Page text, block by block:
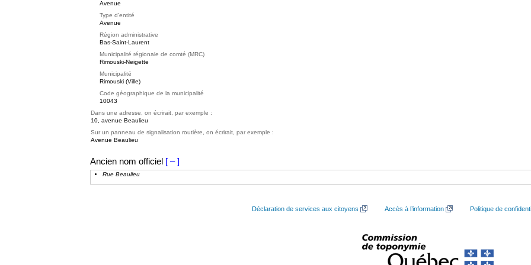
Avenue
Type d'entité
Avenue
Région administrative
Bas-Saint-Laurent
Municipalité régionale de comté (MRC)
Rimouski-Neigette
Municipalité
Rimouski (Ville)
Code géographique de la municipalité
10043
Dans une adresse, on écrirait, par exemple :
10, avenue Beaulieu
Sur un panneau de signalisation routière, on écrirait, par exemple :
Avenue Beaulieu
Ancien nom officiel [ – ]
Rue Beaulieu
Déclaration de services aux citoyens Accès à l’information Politique de